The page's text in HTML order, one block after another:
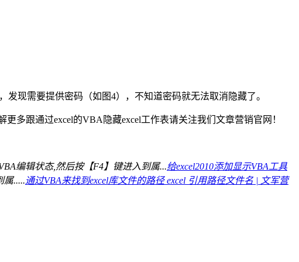
现需要提供密码（如图4），不知道密码就无法取消隐藏了。
多跟通过excel的VBA隐藏excel工作表请关注我们文章营销官网！
编辑状态,然后按【F4】键进入到属...给excel2010添加显示VBA工具
属.....通过VBA来找到excel库文件的路径 excel 引用路径文件名 | 文军营